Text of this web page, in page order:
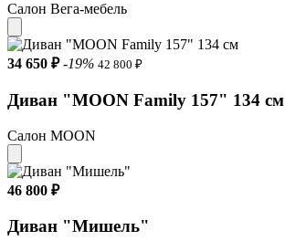
Салон Вега-мебель
34 650 ₽ -19% 42 800 ₽
Диван "MOON Family 157" 134 см
Салон MOON
46 800 ₽
Диван "Мишель"